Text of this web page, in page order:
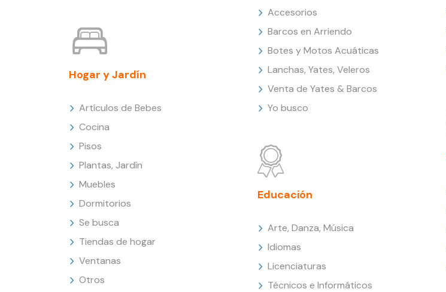
Hogar y Jardín
Artículos de Bebes
Cocina
Pisos
Plantas, Jardín
Muebles
Dormitorios
Se busca
Tiendas de hogar
Ventanas
Otros
Accesorios
Barcos en Arriendo
Botes y Motos Acuáticas
Lanchas, Yates, Veleros
Venta de Yates & Barcos
Yo busco
Educación
Arte, Danza, Música
Idiomas
Licenciaturas
Técnicos e Informáticos